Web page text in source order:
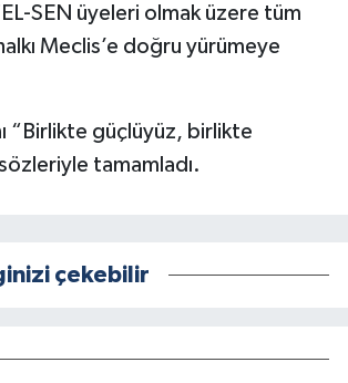
SEN üyeleri olmak üzere tüm
Meclis’e doğru yürümeye
“Birlikte güçlüyüz, birlikte
tamamladı.
çekebilir